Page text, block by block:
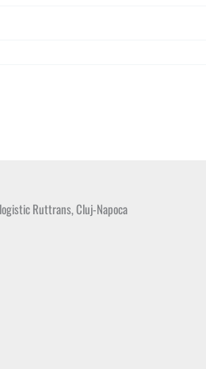
Ruttrans, Cluj-Napoca